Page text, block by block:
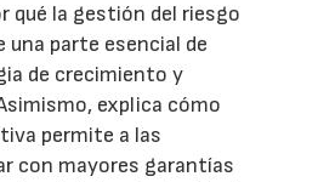
qué la gestión del riesgo
una parte esencial de
de crecimiento y
explica cómo
permite a las
con mayores garantías